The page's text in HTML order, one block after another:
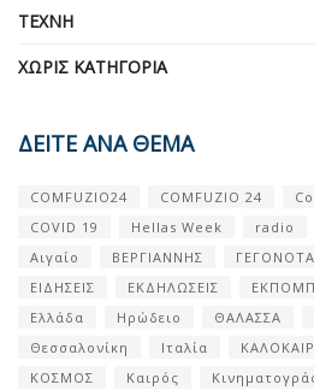
ΤΈΧΝΗ
ΧΩΡΊΣ ΚΑΤΗΓΟΡΊΑ
ΔΕΙΤΕ ΑΝΑ ΘΕΜΑ
COMFUZIO24 COMFUZIO 24
COVID 19
Hellas Week radio
Αιγαίο
ΒΕΡΓΙΑΝΝΗΣ ΓΕΓΟΝΟΤΑ
ΕΙΔΗΣΕΙΣ
ΕΚΔΗΛΩΣΕΙΣ
Ελλάδα
Ηρώδειο ΘΑΛΑΣΣΑ
Θεσσαλονίκη
Ιταλία
ΚΟΣΜΟΣ
Καιρός